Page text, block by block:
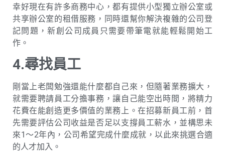
幸好現在有許多商務中心，都有提供小型獨立辦公室或
共享辦公室的租借服務，同時還幫你解決複雜的公司登
記問題，新創公司成員只需要帶筆電就能輕鬆開始工
作。
4.尋找員工
剛當上老闆勉強還能什麼都自己來，但隨著業務擴大，
就需要聘請員工分擔事務，讓自己能空出時間，將精力
花費在能創造更多價值的業務上。在招募新員工前，首
先需要評估公司收益是否足以支撐員工薪水，並構思未
來1～2年內，公司希望完成什麼成就，以此來挑選合適
的人才加入。